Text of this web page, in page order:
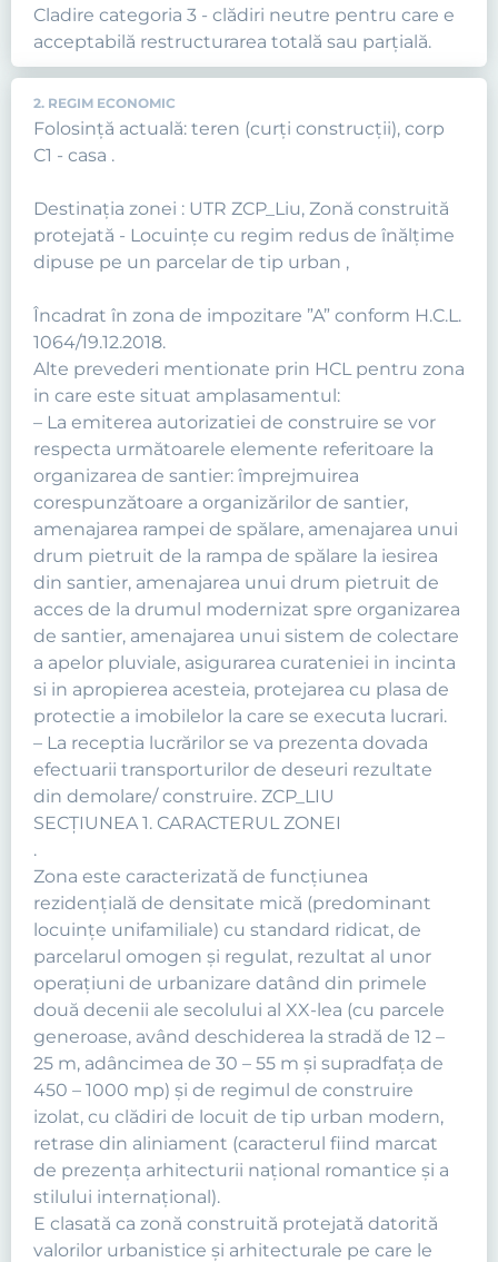
Cladire categoria 3 - clădiri neutre pentru care e
acceptabilă restructurarea totală sau parţială.
2. REGIM ECONOMIC
Folosință actuală: teren (curți construcții), corp
C1 - casa .
Destinația zonei : UTR ZCP_Liu, Zonă construită
protejată - Locuinţe cu regim redus de înălţime
dipuse pe un parcelar de tip urban ,
Încadrat în zona de impozitare ”A” conform H.C.L.
1064/19.12.2018.
Alte prevederi mentionate prin HCL pentru zona
in care este situat amplasamentul:
– La emiterea autorizatiei de construire se vor
respecta următoarele elemente referitoare la
organizarea de santier: împrejmuirea
corespunzătoare a organizărilor de santier,
amenajarea rampei de spălare, amenajarea unui
drum pietruit de la rampa de spălare la iesirea
din santier, amenajarea unui drum pietruit de
acces de la drumul modernizat spre organizarea
de santier, amenajarea unui sistem de colectare
a apelor pluviale, asigurarea curateniei in incinta
si in apropierea acesteia, protejarea cu plasa de
protectie a imobilelor la care se executa lucrari.
– La receptia lucrărilor se va prezenta dovada
efectuarii transporturilor de deseuri rezultate
din demolare/ construire. ZCP_LIU
SECŢIUNEA 1. CARACTERUL ZONEI
.
Zona este caracterizată de funcţiunea
rezidenţială de densitate mică (predominant
locuinţe unifamiliale) cu standard ridicat, de
parcelarul omogen şi regulat, rezultat al unor
operaţiuni de urbanizare datând din primele
două decenii ale secolului al XX-lea (cu parcele
generoase, având deschiderea la stradă de 12 –
25 m, adâncimea de 30 – 55 m şi supradfaţa de
450 – 1000 mp) şi de regimul de construire
izolat, cu clădiri de locuit de tip urban modern,
retrase din aliniament (caracterul fiind marcat
de prezenţa arhitecturii naţional romantice şi a
stilului internaţional).
E clasată ca zonă construită protejată datorită
valorilor urbanistice şi arhitecturale pe care le